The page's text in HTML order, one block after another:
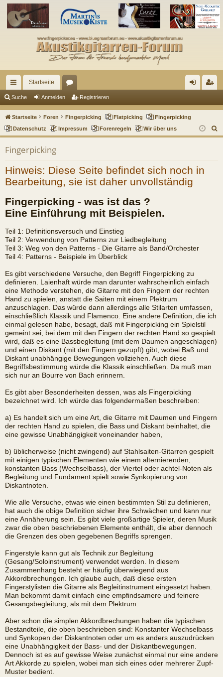
ch
ne
llz
Startseite
en m ist
rie
Suche Anmelden Registrieren
Startseite Foren Fingerpicking Flatpicking
Fingerpicking
Datenschutz
Impressum Forenregeln Wir über uns
u
Fingerpicking
Hinweis: Diese Seite befindet sich noch in
Bearbeitung, sie ist daher unvollständig
Fingerpicking - was ist das ?
Eine Einführung mit Beispielen.
Teil 1: Definitionsversuch und Einstieg
Teil 2: Verwendung von Patterns zur Liedbegleitung
Teil 3: Weg von den Patterns - Die Gitarre als Band/Orchester
Teil 4: Patterns - Beispiele im Überblick
Es gibt verschiedene Versuche, den Begriff Fingerpicking zu
definieren. Laienhaft würde man darunter wahrscheinlich einfach
eine Methode verstehen, die Gitarre mit den Fingern der rechten
Hand zu spielen, anstatt die Saiten mit einem Plektrum
anzuschlagen. Das würde dann allerdings alle Stilarten umfassen,
einschließlich Klassik und Flamenco. Eine andere Definition, die ich
einmal gelesen habe, besagt, daß mit Fingerpicking ein Spielstil
gemeint sei, bei dem mit den Fingern der rechten Hand so gespielt
wird, daß es eine Bassbegleitung (mit dem Daumen angeschlagen)
und einen Diskant (mit den Fingern gezupft) gibt, wobei Baß und
Diskant unabhängige Bewegungen vollziehen. Auch diese
Begriffsbestimmung würde die Klassik einschließen. Da muß man
sich nur an Bourre von Bach erinnern.
Es gibt aber Besonderheiten dessen, was als Fingerpicking
bezeichnet wird. Ich würde das folgendermaßen beschreiben:
a) Es handelt sich um eine Art, die Gitarre mit Daumen und Fingern
der rechten Hand zu spielen, die Bass und Diskant beinhaltet, die
eine gewisse Unabhängigkeit voneinander haben,
b) üblicherweise (nicht zwingend) auf Stahlsaiten-Gitarren gespielt
mit einigen typischen Elementen wie einem alternierenden,
konstanten Bass (Wechselbass), der Viertel oder achtel-Noten als
Begleitung und Fundament spielt sowie Synkopierung von
Diskantnoten.
Wie alle Versuche, etwas wie einen bestimmten Stil zu definieren,
hat auch die obige Definition sicher ihre Schwächen und kann nur
eine Annäherung sein. Es gibt viele großartige Spieler, deren Musik
zwar die oben beschriebenen Elemente enthält, die aber dennoch
die Grenzen des oben gegebenen Begriffs sprengen.
Fingerstyle kann gut als Technik zur Begleitung
(Gesang/Soloinstrument) verwendet werden. In diesem
Zusammenhang besteht er häufig überwiegend aus
Akkordbrechungen. Ich glaube auch, daß diese ersten
Fingerstylisten die Gitarre als Begleitinstrument eingesetzt haben.
Man bekommt damit einfach eine empfindsamere und feinere
Gesangsbegleitung, als mit dem Plektrum.
Aber schon die simplen Akkordbrechungen haben die typischen
Bestandteile, die oben beschrieben sind: Konstanter Wechselbass
und Synkopen der Diskantnoten oder um es anders auszudrücken
eine Unabhängigkeit der Bass- und der Diskantbewegungen.
Dennoch ist es auf gewisse Weise zunächst einmal nur eine andere
Art Akkorde zu spielen, wobei man sich eines oder mehrerer Zupf-
Muster bedient.